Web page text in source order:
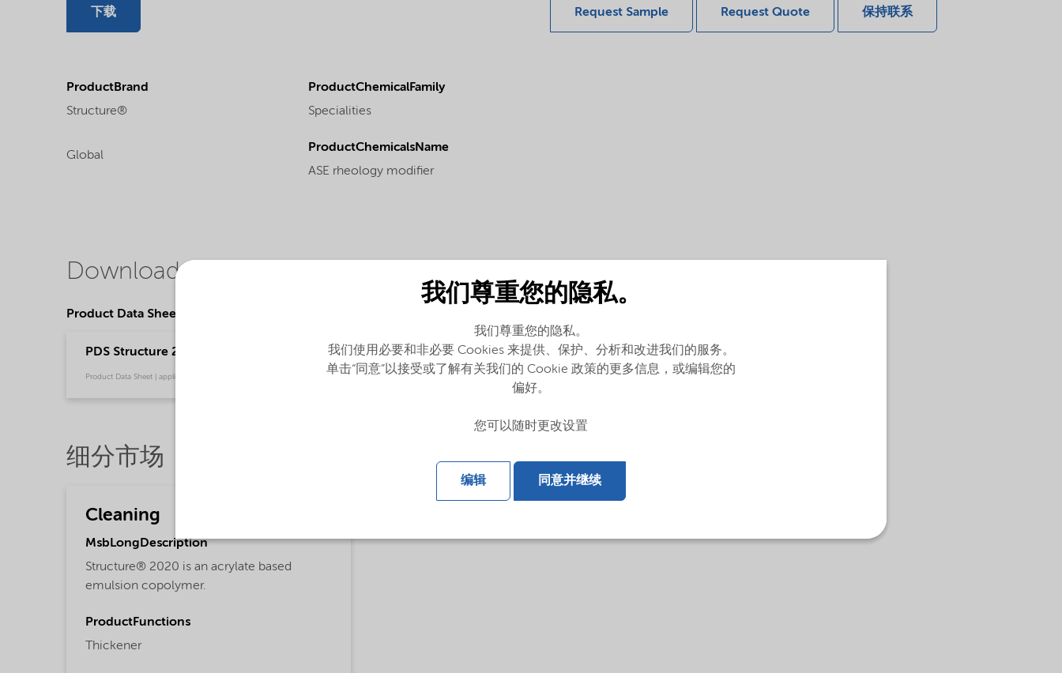
下载 Request Sample Request Quote 保持联系
ProductBrand
Structure®
ProductChemicalFamily
Specialities
Global
ProductChemicalsName
ASE rheology modifier
Downloads
Product Data Sheets
PDS Structure 2020 polymer (English)
Product Data Sheet | application/pdf (33.3 KB) | English
细分市场
Cleaning
MsbLongDescription
Structure® 2020 is an acrylate based
emulsion copolymer.
ProductFunctions
Thickener
我们尊重您的隐私。
我们尊重您的隐私。
我们使用必要和非必要 Cookies 来提供、保护、分析和改进我们的服务。
单击“同意”以接受或了解有关我们的 Cookie 政策的更多信息，或编辑您的
偏好。
您可以随时更改设置
编辑 同意并继续